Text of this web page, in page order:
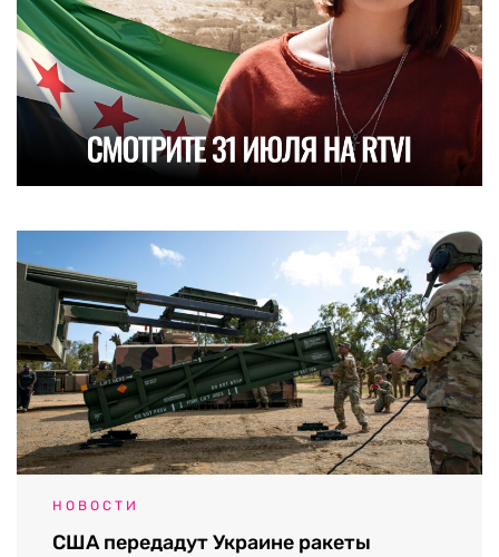
НОВОСТИ
США передадут Украине ракеты